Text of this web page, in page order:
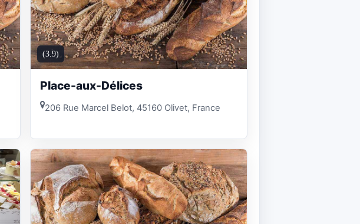
(3.9)
Place-aux-Délices
206 Rue Marcel Belot, 45160 Olivet, France